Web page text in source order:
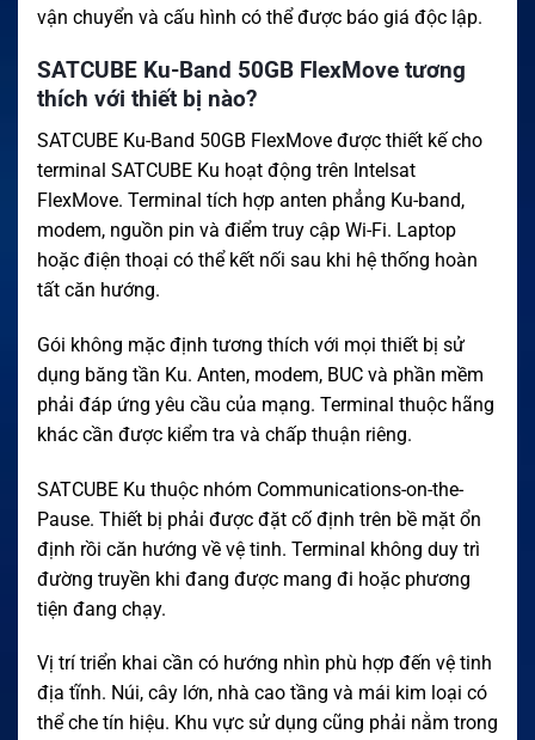
vận chuyển và cấu hình có thể được báo giá độc lập.
SATCUBE Ku-Band 50GB FlexMove tương
thích với thiết bị nào?
SATCUBE Ku-Band 50GB FlexMove được thiết kế cho
terminal SATCUBE Ku hoạt động trên Intelsat
FlexMove. Terminal tích hợp anten phẳng Ku-band,
modem, nguồn pin và điểm truy cập Wi-Fi. Laptop
hoặc điện thoại có thể kết nối sau khi hệ thống hoàn
tất căn hướng.
Gói không mặc định tương thích với mọi thiết bị sử
dụng băng tần Ku. Anten, modem, BUC và phần mềm
phải đáp ứng yêu cầu của mạng. Terminal thuộc hãng
khác cần được kiểm tra và chấp thuận riêng.
SATCUBE Ku thuộc nhóm Communications-on-the-
Pause. Thiết bị phải được đặt cố định trên bề mặt ổn
định rồi căn hướng về vệ tinh. Terminal không duy trì
đường truyền khi đang được mang đi hoặc phương
tiện đang chạy.
Vị trí triển khai cần có hướng nhìn phù hợp đến vệ tinh
địa tĩnh. Núi, cây lớn, nhà cao tầng và mái kim loại có
thể che tín hiệu. Khu vực sử dụng cũng phải nằm trong